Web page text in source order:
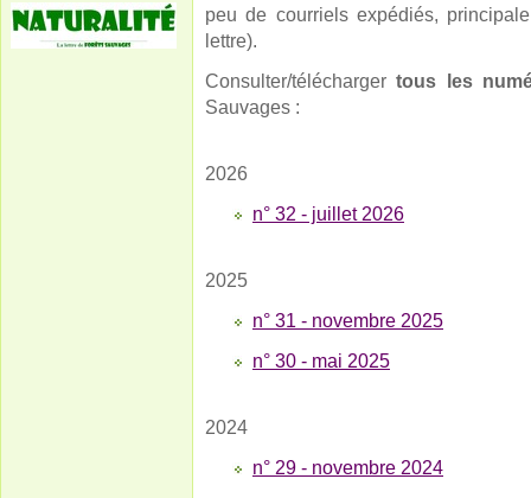
peu de courriels expédiés,
lettre).
Consulter/téléchargertous les
Sauvages :
2026
n° 32 - juillet 2026
2025
n° 31 - novembre 2025
n° 30 - mai 2025
2024
n° 29 - novembre 2024